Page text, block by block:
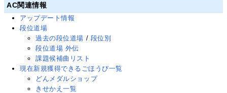
AC関連情報
アップデート情報
段位道場
過去の段位道場 / 段位別
段位道場 外伝
課題候補曲リスト
現在新規獲得できるごほうび一覧
どんメダルショップ
きせかえ一覧